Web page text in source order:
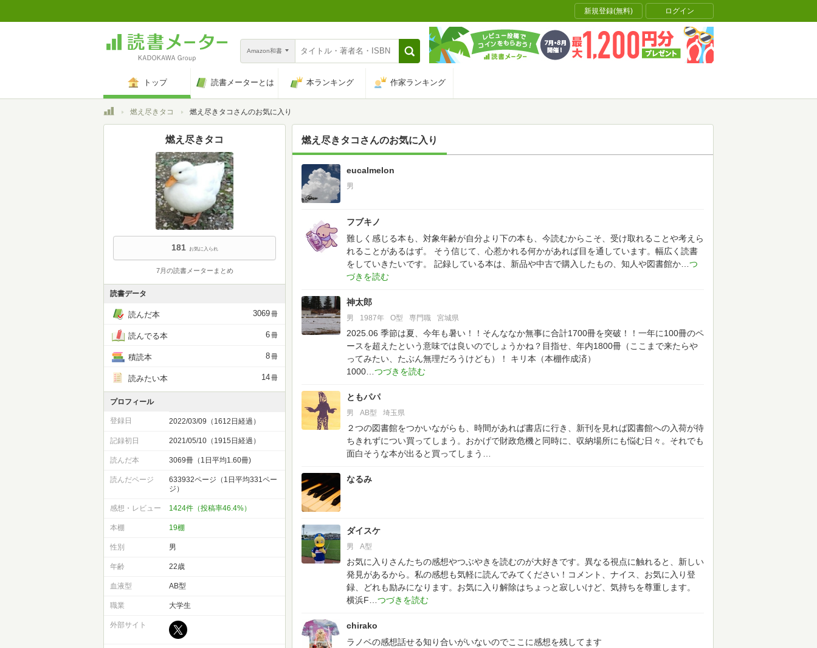
新規登録(無料) ログイン
Amazon和書
トップ 読書メーターとは 本ランキング 作家ランキング
トップ燃え尽きタコ 燃え尽きタコさんのお気に入り
燃え尽きタコ さんのお気に入り
108 eucalmelon
男
フブキノ
難しく感じる本も、対象年齢が自分より下の本も、今読むからこそ、受け取れることや考えら
れることがあるはず。
そう信じて、心惹かれる何かがあれば目を通しています。幅広く読書
をしていきたいです。
記録している本は、新品や中古で購入したもの、知人や図書館か
神太郎
男 1987年 O型 専門職 宮城県
2025.06 季節は夏、今年も暑い！！そんななか無事に合計1700冊を突破！！一年に100冊のペ
ースを超えたという意味では良いのでしょうかね？目指せ、年内1800冊（ここまで来たらや
ってみたい、たぶん無理だろうけども）！
キリ本（本棚作成済）
1000
ともパパ
男 AB型 埼玉県
２つの図書館をつかいながらも、時間があれば書店に行き、新刊を見れば図書館への入荷が待
ちきれずについ買ってしまう。おかげで財政危機と同時に、収納場所にも悩む日々。それでも
面白そうな本が出ると買ってしまう…
なるみ
ダイスケ
男 A型
お気に入りさんたちの感想やつぶやきを読むのが大好きです。異なる視点に触れると、新しい
発見があるから。私の感想も気軽に読んでみてください！コメント、ナイス、お気に入り登
録、どれも励みになります。お気に入り解除はちょっと寂しいけど、気持ちを尊重します。
横浜F
chirako
ラノベの感想話せる知り合いがいないのでここに感想を残してます
燃え尽きタコ
181 お気に入られ
7月の読書メーターまとめ
読書データ
読んだ本 3069冊
読んでる本 6冊
積読本 8冊
読みたい本 14冊
プロフィール
登録日 2022/03/09（1612日経過）
記録初日 2021/05/10（1915日経過）
読んだ本 3069冊（1日平均1.60冊)
読んだページ
633932ページ（1日平均331ペー
ジ）
感想・レビュー 1424件（投稿率46.4%）
本棚 19棚
性別 男
年齢 22歳
血液型 AB型
職業 大学生
外部サイト